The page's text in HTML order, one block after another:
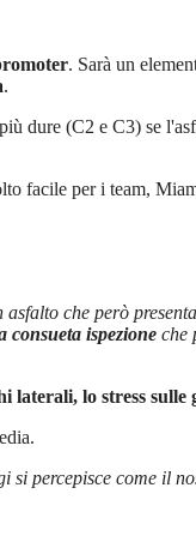
. Sarà un
.
dure (C2 e C3) se
facile per i team,
che però
consueta ispezione che
laterali, lo stress sulle
percepisce come il